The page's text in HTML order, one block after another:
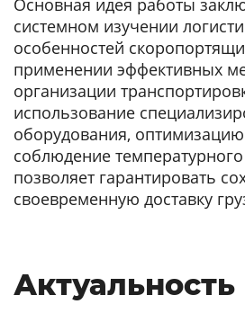
системном изучении
особенностей
применении эффективных
организации
использование
оборудования,
соблюдение
позволяет гарантировать
своевременную доставку
Актуальность